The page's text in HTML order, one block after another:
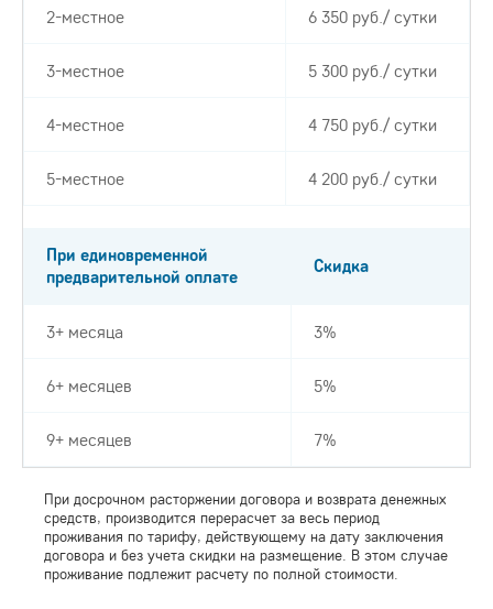
2-местное 6 350 руб./ сутки
3-местное 5 300 руб./ сутки
4-местное 4 750 руб./ сутки
5-местное 4 200 руб./ сутки
При единовременной
предварительной оплате
Скидка
3+ месяца 3%
6+ месяцев 5%
9+ месяцев 7%
При досрочном расторжении договора и возврата денежных
средств, производится перерасчет за весь период
проживания по тарифу, действующему на дату заключения
договора и без учета скидки на размещение. В этом случае
проживание подлежит расчету по полной стоимости.